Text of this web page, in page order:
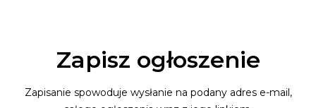
Zapisz ogłoszenie
Zapisanie spowoduje wysłanie na podany adres e-mail,